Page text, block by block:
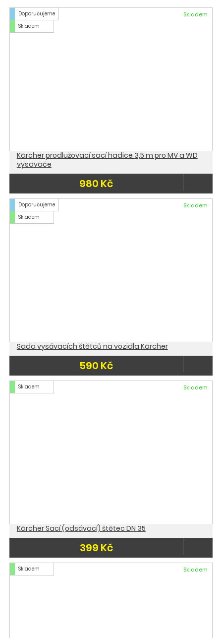
Doporučujeme
Skladem
Skladem
Kärcher prodlužovací sací hadice 3,5 m pro MV a WD
vysavače
980 Kč
Doporučujeme
Skladem
Skladem
Sada vysávacích štětců na vozidla Kärcher
590 Kč
Skladem Skladem
Kärcher Sací (odsávací) štětec DN 35
399 Kč
Skladem Skladem